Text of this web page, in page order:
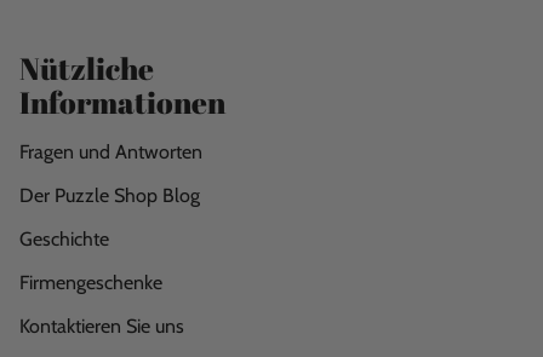
Nützliche
Informationen
Fragen und Antworten
Der Puzzle Shop Blog
Geschichte
Firmengeschenke
Kontaktieren Sie uns